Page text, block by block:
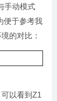
手动模式
便于参考我
的对比：
以看到Z1